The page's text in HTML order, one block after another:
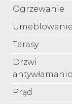
Ogrzewanie
Umeblowanie
Tarasy
Drzwi
Prąd